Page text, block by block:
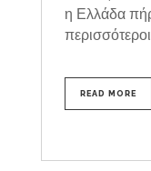
η Ελλάδα
READ MORE